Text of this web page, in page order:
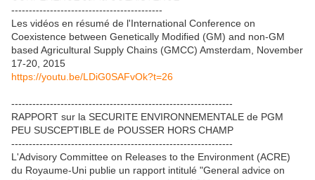
-------------------------------------------
Les vidéos en résumé de l'International Conference on
Coexistence between Genetically Modified (GM) and non-GM
based Agricultural Supply Chains (GMCC) Amsterdam, November
17-20, 2015
https://youtu.be/LDiG0SAFvOk?t=26
---------------------------------------------------------------
RAPPORT sur la SECURITE ENVIRONNEMENTALE de PGM
PEU SUSCEPTIBLE de POUSSER HORS CHAMP
---------------------------------------------------------------
L'Advisory Committee on Releases to the Environment (ACRE)
du Royaume-Uni publie un rapport intitulé "General advice on